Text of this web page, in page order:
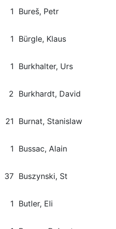
1 Bureš, Petr
1 Bürgle, Klaus
1 Burkhalter, Urs
2 Burkhardt, David
21 Burnat, Stanislaw
1 Bussac, Alain
37 Buszynski, St
1 Butler, Eli